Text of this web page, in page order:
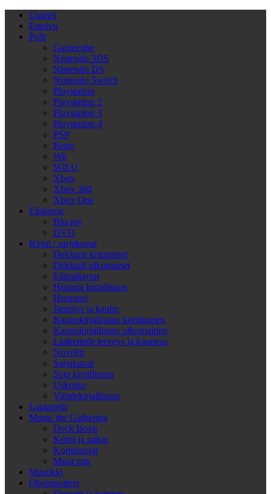
Uutiset
Etusivu
Pelit
Gamecube
Nintendo 3DS
Nintendo DS
Nintendo Switch
Playstation
Playstation 2
Playstation 3
Playstation 4
PSP
Retro
Wii
WII U
Xbox
Xbox 360
Xbox One
Elokuvat
Blu-ray
DVD
Kirjat / sarjakuvat
Dekkarit kotimaiset
Dekkarit ulkomaiset
Elämäkerrat
Historia kirjallisuus
Huumori
Jännitys ja kauhu
Kaunokirjallisuus kotimainen
Kaunokirjallisuus ulkomainen
Lääketiede terveys ja kauneus
Novellit
Sarjakuvat
Sota kirjallisuus
Uskonto
Viihdekirjallisuus
Lautapelit
Magic the Gathering
Deck Boxit
Kortit ja pakat
Korttisuojat
Muut mtg
Musiikki
Oheistuotteet